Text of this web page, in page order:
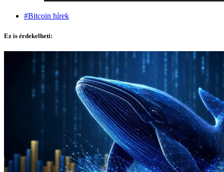
#Bitcoin hírek
Ez is érdekelheti: